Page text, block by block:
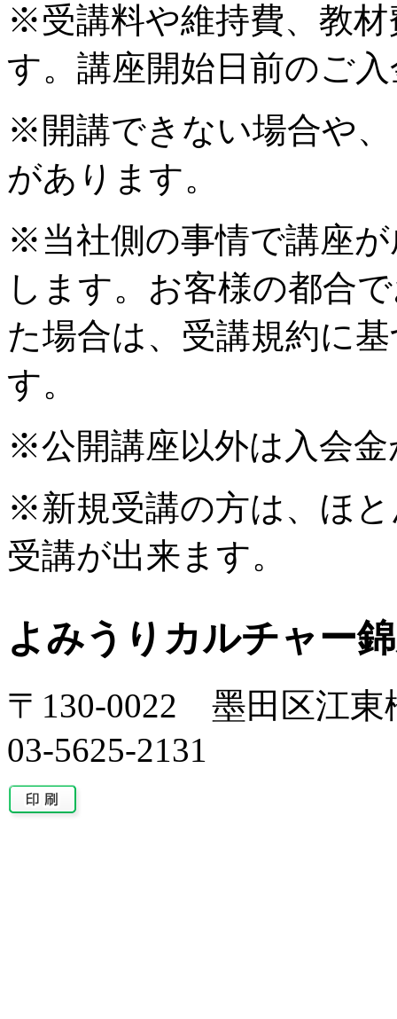
※受講料や維持費、教
す。講座開始日前のご
※開講できない場合や
があります。
※当社側の事情で講座
します。お客様の都合
た場合は、受講規約に
す。
※公開講座以外は入会
※新規受講の方は、ほ
受講が出来ます。
よみうりカルチャー
〒130-0022 墨田区江東
03-5625-2131